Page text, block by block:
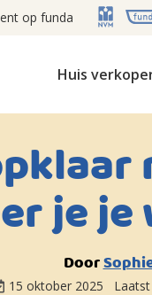
op funda
Huis
je
Door
15 oktober 2025